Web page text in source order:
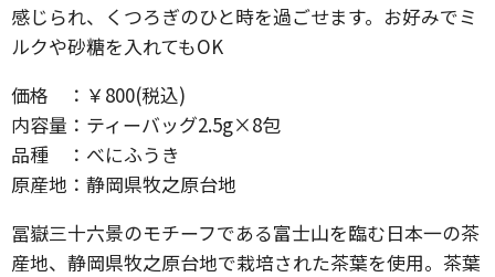
感じられ、くつろぎのひと時を過ごせます。お好みでミ
ルクや砂糖を入れてもOK
価格 ：￥800(税込)
内容量：ティーバッグ2.5g×8包
品種 ：べにふうき
原産地：静岡県牧之原台地
冨嶽三十六景のモチーフである富士山を臨む日本一の茶
産地、静岡県牧之原台地で栽培された茶葉を使用。茶葉